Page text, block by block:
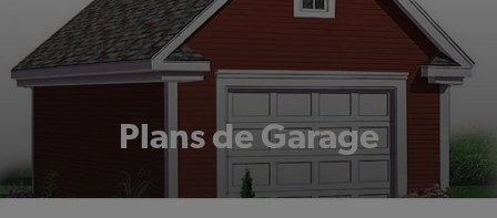
Plans de Garage